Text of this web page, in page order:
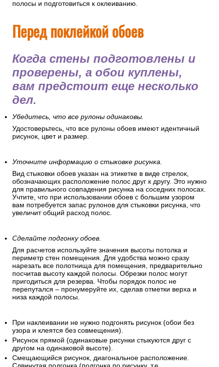
полосы и подготовиться к оклеиванию.
Перед поклейкой обоев
Когда стены подготовлены и
проверены, а обои куплены,
вам предстоит еще несколько
дел.
Убедитесь, что все рулоны одинаковы.
Удостоверьтесь, что все рулоны обоев имеют идентичный
рисунок, цвет и размер.
Уточните информацию о стыковке рисунка.
Вид стыковки обоев указан на этикетке в виде стрелок,
обозначающих расположение полос друг к другу. Это нужно
для правильного совпадения рисунка на соседних полосах.
Учтите, что при использовании обоев с большим узором
вам потребуется запас рулонов для стыковки рисунка, что
увеличит общий расход полос.
Сделайте подгонку обоев.
Для расчетов используйте значения высоты потолка и
периметр стен помещения. Для удобства можно сразу
нарезать все полотнища для помещения, предварительно
посчитав высоту каждой полосы. Обрезки полос могут
пригодиться для резерва. Чтобы порядок полос не
перепутался – пронумеруйте их, сделав отметки верха и
низа каждой полосы.
При наклеивании не нужно подгонять рисунок (обои без
узора и клеятся без совмещения).
Рисунок прямой (одинаковые рисунки стыкуются друг с
другом на одинаковой высоте).
Смещающийся рисунок, диагональное расположение.